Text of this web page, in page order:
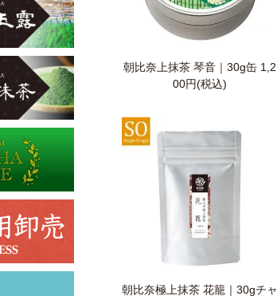
朝比奈上抹茶 琴音｜30g缶 1,2
00円(税込)
朝比奈極上抹茶 花籠｜30gチャ